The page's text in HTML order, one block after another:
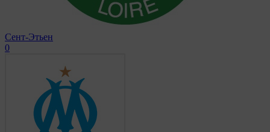
Сент-Этьен
0